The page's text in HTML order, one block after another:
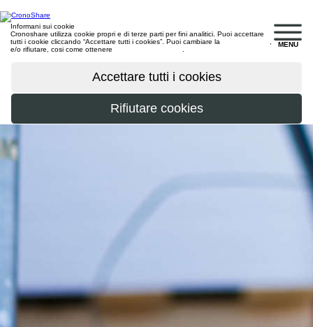
MENU
Informani sui cookie
Cronoshare utilizza cookie propri e di terze parti per fini analitici. Puoi accettare
tutti i cookie cliccando “Accettare tutti i cookies”. Puoi cambiare la
e/o rifiutare, cosi come ottenere